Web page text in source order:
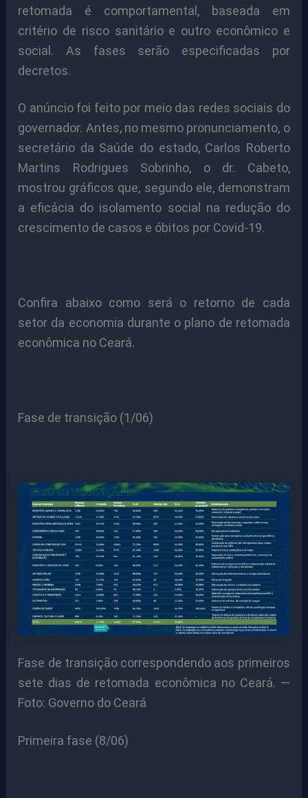
retomada é comportamental, baseada em
critério de risco sanitário e outro econômico e
social. As fases serão especificadas por
decretos.
O anúncio foi feito por meio das redes sociais do
governador. Antes, no mesmo pronunciamento, o
secretário da Saúde do estado, Carlos Roberto
Martins Rodrigues Sobrinho, o dr. Cabeto,
mostrou gráficos que, segundo ele, demonstram
a eficácia do isolamento social na redução do
crescimento de casos e óbitos por Covid-19.
Confira abaixo como será o retorno de cada
setor da economia durante o plano de retomada
econômica no Ceará.
Fase de transição (1/06)
Fase de transição correspondendo aos primeiros
sete dias de retomada econômica no Ceará. —
Foto: Governo do Ceará
Primeira fase (8/06)